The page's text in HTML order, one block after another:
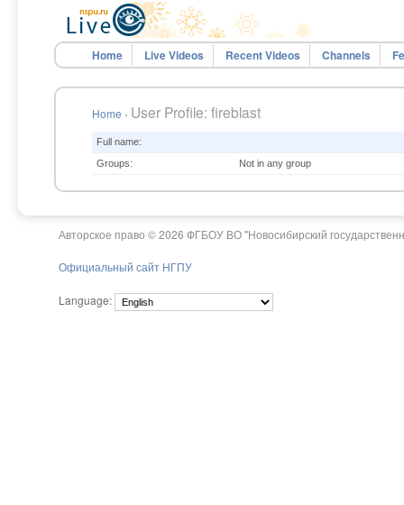
Home Live Videos Recent Videos Channels
Home › User Profile: fireblast
Full name:
Groups:
Not in any group
Авторское право © 2026 ФГБОУ ВО "Новосибирский
Официальный сайт НГПУ
Language: